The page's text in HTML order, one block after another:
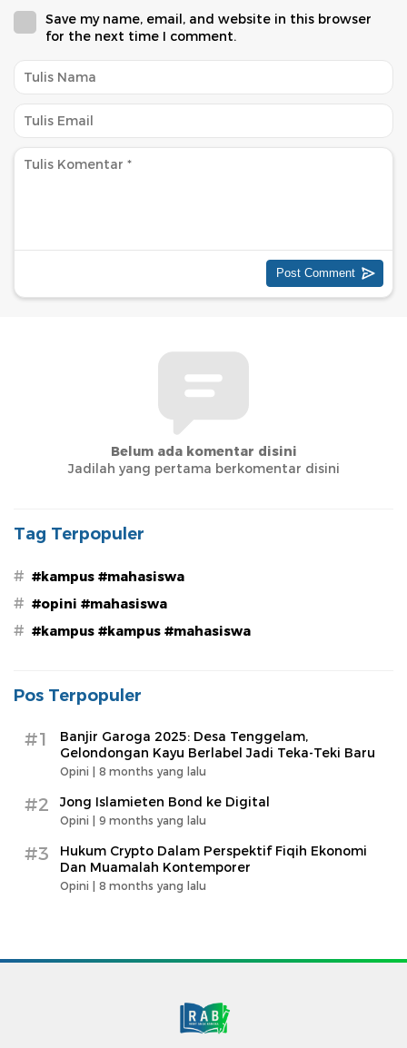
Save my name, email, and website in this browser
for the next time I comment.
Belum ada komentar disini
Jadilah yang pertama berkomentar disini
Tag Terpopuler
# #kampus #mahasiswa
# #opini #mahasiswa
# #kampus #kampus #mahasiswa
Pos Terpopuler
#1
Banjir Garoga 2025: Desa Tenggelam,
Gelondongan Kayu Berlabel Jadi Teka-Teki Baru
Opini | 8 months yang lalu
#2 Jong Islamieten Bond ke Digital
Opini | 9 months yang lalu
#3
Hukum Crypto Dalam Perspektif Fiqih Ekonomi
Dan Muamalah Kontemporer
Opini | 8 months yang lalu